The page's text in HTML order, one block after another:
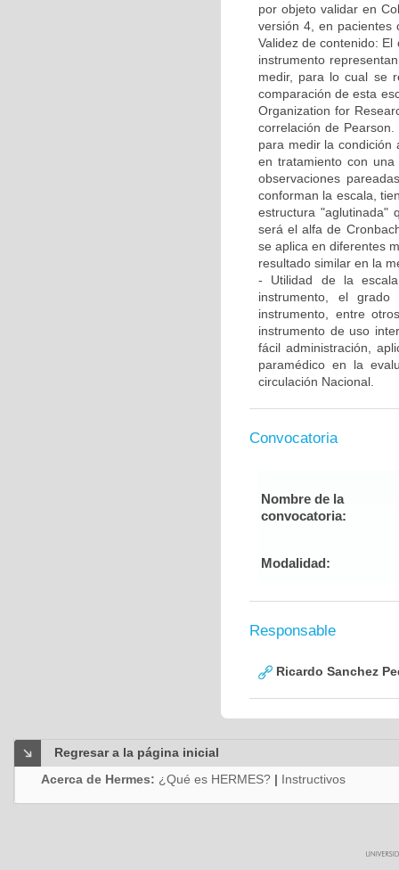
por objeto validar en
versión 4, en pacientes
Validez de contenido:
instrumento
medir, para lo cual se
comparación de esta
Organization for
correlación de
para medir la condición
en tratamiento con
observaciones
conforman la escala,
estructura "aglutinada"
será el alfa de
se aplica en diferentes
resultado similar en la
- Utilidad de la
instrumento, el
instrumento, entre
instrumento de uso
fácil administración,
paramédico en la
circulación Nacional.
Convocatoria
Nombre de la
convocatoria:
Modalidad:
Responsable
Ricardo Sanchez
Regresar a la página inicial
Acerca de Hermes: ¿Qué es HERMES? | Instructivos